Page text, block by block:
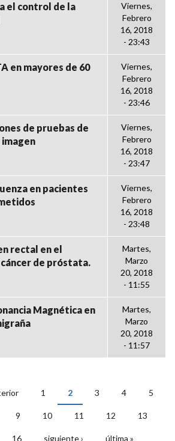
el control de la
Viernes,
Febrero
16, 2018
- 23:43
en mayores de 60
Viernes,
Febrero
16, 2018
- 23:46
de pruebas de
Viernes,
Febrero
16, 2018
- 23:47
en pacientes
Viernes,
Febrero
16, 2018
- 23:48
rectal en el
de próstata.
Martes,
Marzo
20, 2018
- 11:55
Magnética en
Martes,
Marzo
20, 2018
- 11:57
1 2 3 4 5
9 10 11 12 13
16 siguiente › última »